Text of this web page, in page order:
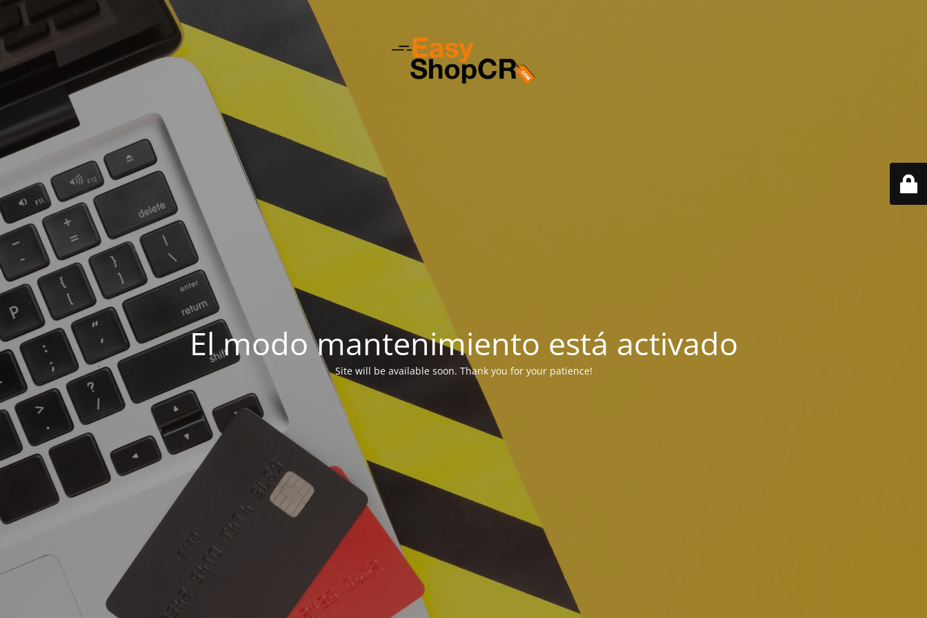
El modo mantenimiento está activado
Site will be available soon. Thank you for your patience!